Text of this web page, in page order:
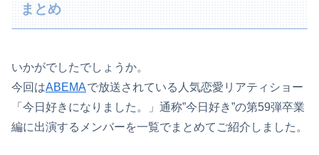
まとめ
いかがでしたでしょうか。
今回はABEMAで放送されている人気恋愛リアティショー
「今日好きになりました。」通称”今日好き”の第59弾卒業
編に出演するメンバーを一覧でまとめてご紹介しました。